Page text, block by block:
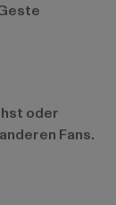
oder
Fans.